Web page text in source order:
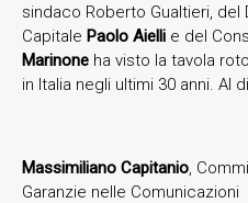
sindaco Roberto Gualtieri, del
Capitale Paolo Aielli e del
Marinone ha visto la tavola
in Italia negli ultimi 30 anni. Al
Massimiliano Capitanio,
Garanzie nelle Comunicazioni